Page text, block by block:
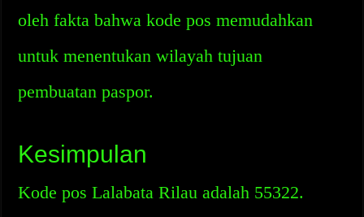
oleh fakta bahwa kode pos memudahkan
untuk menentukan wilayah tujuan
pembuatan paspor.
Kesimpulan
Kode pos Lalabata Rilau adalah 55322.